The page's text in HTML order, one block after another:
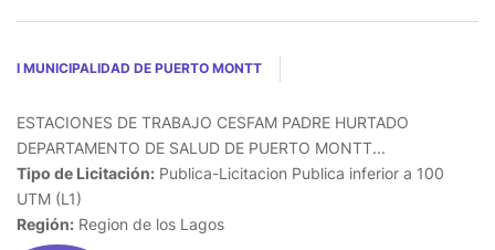
I MUNICIPALIDAD DE PUERTO MONTT
ESTACIONES DE TRABAJO CESFAM PADRE HURTADO
DEPARTAMENTO DE SALUD DE PUERTO MONTT...
Tipo de Licitación: Publica-Licitacion Publica inferior a 100
UTM (L1)
Región: Region de los Lagos